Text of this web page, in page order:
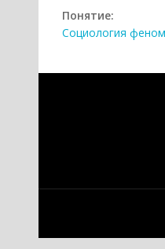
Понятие:
Социология